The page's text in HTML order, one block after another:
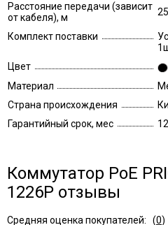
Расстояние передачи (зависит
от кабеля), м
Комплект поставки
Цвет
Материал
Страна происхождения
Гарантийный срок, мес
12
Коммутатор PoE
1226P отзывы
Средняя оценка покупателей: (0)